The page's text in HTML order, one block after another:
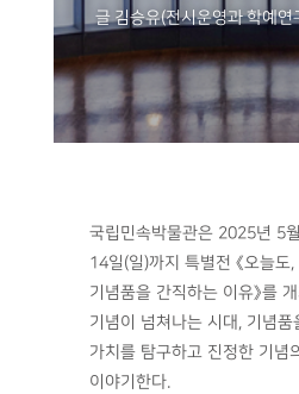
글 김승유(전시운영과 학예연
국립민속박물관은 2025년 5
14일(일)까지 특별전 《오늘도
기념품을 간직하는 이유》를
기념이 넘쳐나는 시대, 기념품
가치를 탐구하고 진정한 기념
이야기한다.